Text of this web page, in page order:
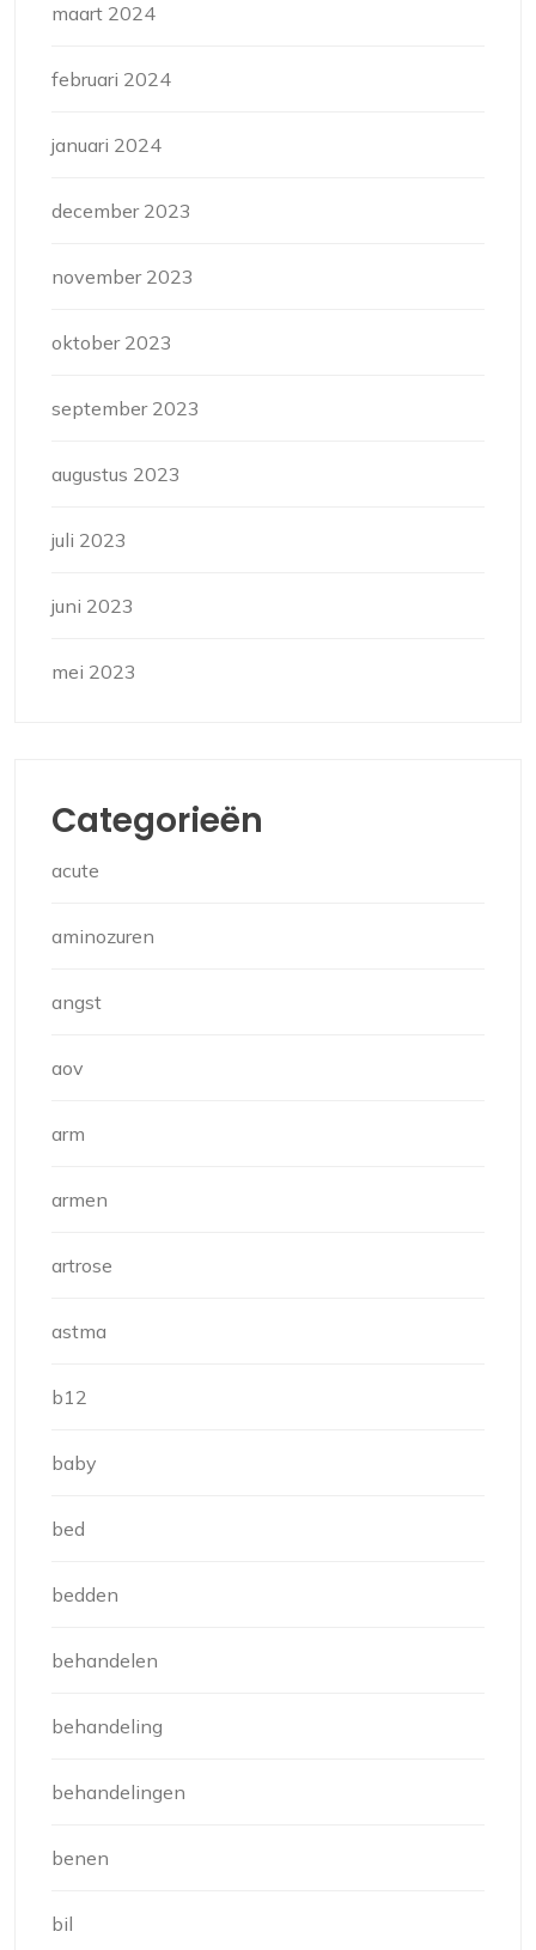
maart 2024
februari 2024
januari 2024
december 2023
november 2023
oktober 2023
september 2023
augustus 2023
juli 2023
juni 2023
mei 2023
Categorieën
acute
aminozuren
angst
aov
arm
armen
artrose
astma
b12
baby
bed
bedden
behandelen
behandeling
behandelingen
benen
bil